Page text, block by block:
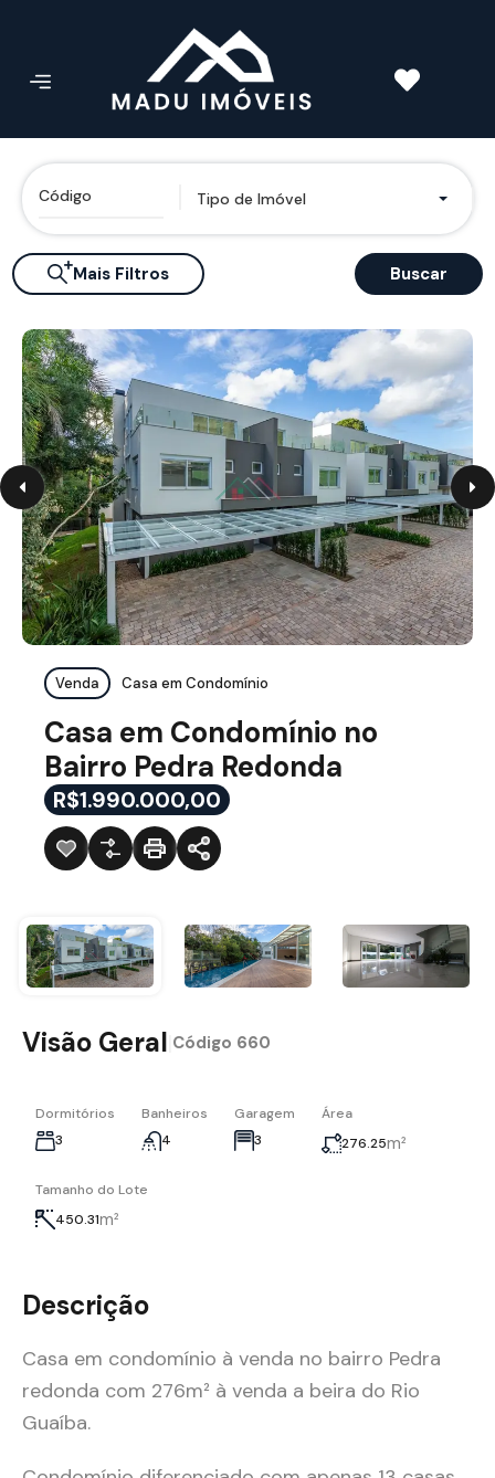
Tipo de Imóvel
Mais Filtros Buscar
Venda Casa em Condomínio
Casa em Condomínio no
Bairro Pedra Redonda
R$1.990.000,00
Visão Geral Código 660
Dormitórios
3
Banheiros
4
Garagem
3
Área
276.25m²
Tamanho do Lote
450.31m²
Descrição
Casa em condomínio à venda no bairro Pedra
redonda com 276m² à venda a beira do Rio
Guaíba.